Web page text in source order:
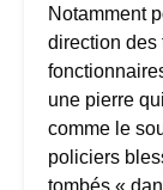
Notamment
direction des
une pierre
comme le
policiers
tombés «